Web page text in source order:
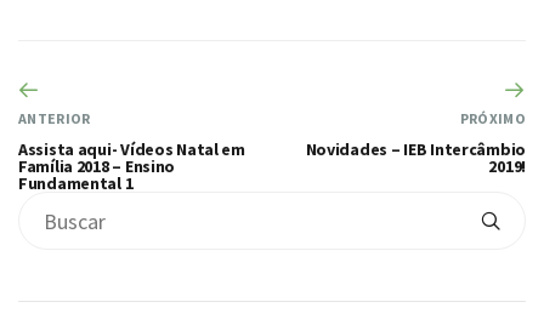
ANTERIOR
Assista aqui- Vídeos Natal em
Família 2018 – Ensino
Fundamental 1
PRÓXIMO
Novidades – IEB Intercâmbio
2019!